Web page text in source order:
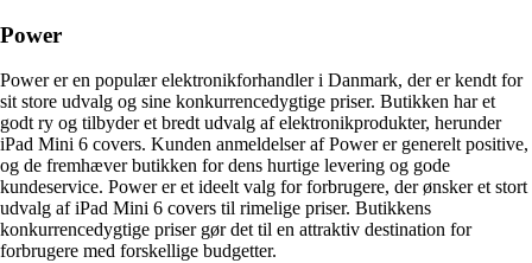
Power
Power er en populær elektronikforhandler i Danmark, der er kendt for
sit store udvalg og sine konkurrencedygtige priser. Butikken har et
godt ry og tilbyder et bredt udvalg af elektronikprodukter, herunder
iPad Mini 6 covers. Kunden anmeldelser af Power er generelt positive,
og de fremhæver butikken for dens hurtige levering og gode
kundeservice. Power er et ideelt valg for forbrugere, der ønsker et stort
udvalg af iPad Mini 6 covers til rimelige priser. Butikkens
konkurrencedygtige priser gør det til en attraktiv destination for
forbrugere med forskellige budgetter.